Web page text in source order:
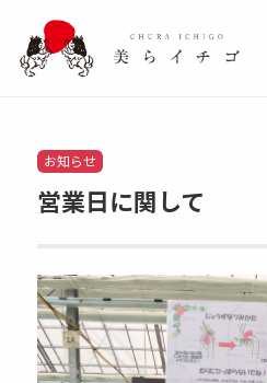
Categories
お知らせ
営業日に関して